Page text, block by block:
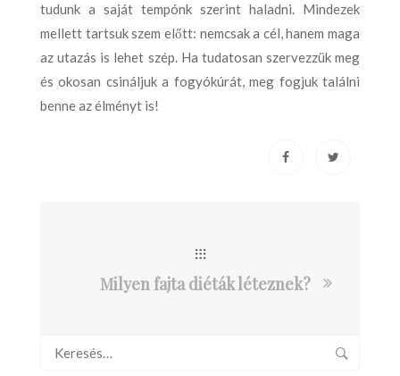
tudunk a saját tempónk szerint haladni. Mindezek
mellett tartsuk szem előtt: nemcsak a cél, hanem maga
az utazás is lehet szép. Ha tudatosan szervezzük meg
és okosan csináljuk a fogyókúrát, meg fogjuk találni
benne az élményt is!
Milyen fajta diéták léteznek?